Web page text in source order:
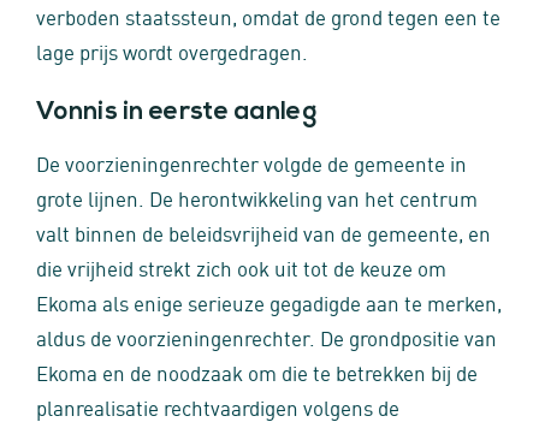
verboden staatssteun, omdat de grond tegen een te
lage prijs wordt overgedragen.
Vonnis in eerste aanleg
De voorzieningenrechter volgde de gemeente in
grote lijnen. De herontwikkeling van het centrum
valt binnen de beleidsvrijheid van de gemeente, en
die vrijheid strekt zich ook uit tot de keuze om
Ekoma als enige serieuze gegadigde aan te merken,
aldus de voorzieningenrechter. De grondpositie van
Ekoma en de noodzaak om die te betrekken bij de
planrealisatie rechtvaardigen volgens de